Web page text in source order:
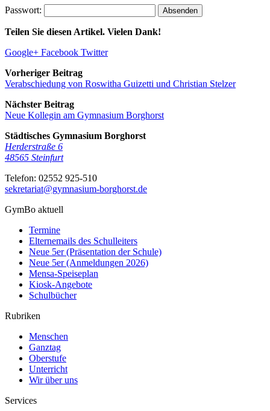
Passwort:
Teilen Sie diesen Artikel. Vielen Dank!
Google+ Facebook Twitter
Vorheriger Beitrag
Verabschiedung von Roswitha Guizetti und Christian Stelzer
Nächster Beitrag
Neue Kollegin am Gymnasium Borghorst
Städtisches Gymnasium Borghorst
Herderstraße 6
48565 Steinfurt
Telefon: 02552 925-510
sekretariat@gymnasium-borghorst.de
GymBo aktuell
Termine
Elternemails des Schulleiters
Neue 5er (Präsentation der Schule)
Neue 5er (Anmeldungen 2026)
Mensa-Speiseplan
Kiosk-Angebote
Schulbücher
Rubriken
Menschen
Ganztag
Oberstufe
Unterricht
Wir über uns
Services